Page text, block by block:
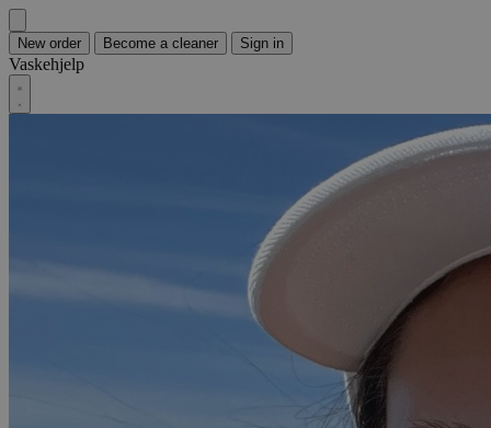
New order Become a cleaner Sign in
Vaskehjelp